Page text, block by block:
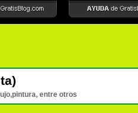
entre otros